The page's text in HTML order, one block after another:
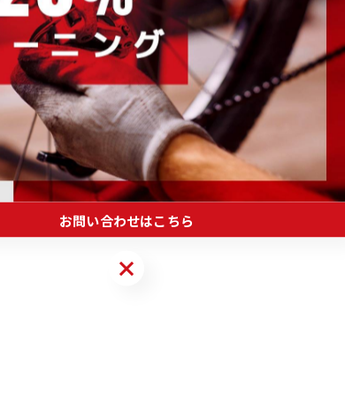
います。フレームの中を通っているので見た
働きもあります。
トを標準装備。Bontrager製品のライトやサ
できます。
お問い合わせはこちら
お問い合わせはこちら